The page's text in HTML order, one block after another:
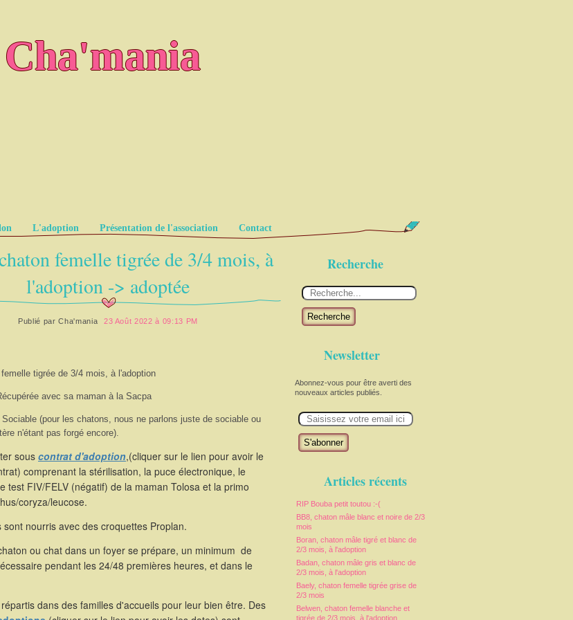
L'adoption Présentation de l'association Contact
Recherche
Recherche
Newsletter
Abonnez-vous pour être averti des
nouveaux articles publiés.
m
Articles récents
RIP Bouba petit toutou :-(
BB8, chaton mâle blanc et noire de 2/3
mois
Boran, chaton mâle tigré et blanc de
2/3 mois, à l'adoption
Badan, chaton mâle gris et blanc de
2/3 mois, à l'adoption
Baely, chaton femelle tigrée grise de
2/3 mois
Belwen, chaton femelle blanche et
tigrée de 2/3 mois, à l'adoption
femelle tigrée de 3/4 mois, à
l'adoption -> adoptée
Publié parCha'mania 23 Août 2022 à 09:13 PM
tigrée de 3/4 mois, à l'adoption
avec sa maman à la Sacpa
Sociable (pour les chatons, nous ne parlons juste de sociable ou
n'étant pas forgé encore).
souscontrat d'adoption,(cliquer sur le lien pour avoir le
comprenant la stérilisation, la puce électronique, le
test FIV/FELV (négatif) de la maman Tolosa et la primo
coryza/leucose.
sont nourris avec des croquettes Proplan.
ou chat dans un foyer se prépare, un minimum de
pendant les 24/48 premières heures, et dans le
dans des familles d'accueils pour leur bien être. Des